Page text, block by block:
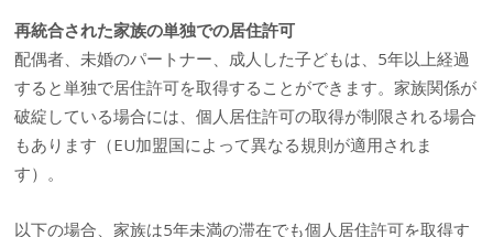
再統合された家族の単独での居住許可
配偶者、未婚のパートナー、成人した子どもは、5年以上経過
すると単独で居住許可を取得することができます。家族関係が
破綻している場合には、個人居住許可の取得が制限される場合
もあります（EU加盟国によって異なる規則が適用されま
す）。
以下の場合、家族は5年未満の滞在でも個人居住許可を取得す